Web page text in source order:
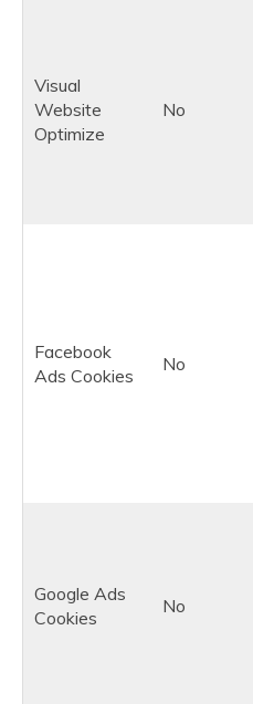
Visual
Website
Optimize
No
Facebook
Ads Cookies
No
Google Ads
Cookies
No